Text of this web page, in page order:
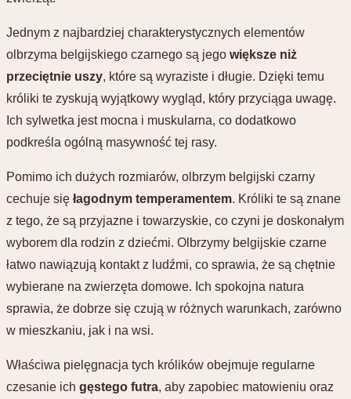
Jednym z najbardziej charakterystycznych elementów
olbrzyma belgijskiego czarnego są jego większe niż
przeciętnie uszy, które są wyraziste i długie. Dzięki temu
króliki te zyskują wyjątkowy wygląd, który przyciąga uwagę.
Ich sylwetka jest mocna i muskularna, co dodatkowo
podkreśla ogólną masywność tej rasy.
Pomimo ich dużych rozmiarów, olbrzym belgijski czarny
cechuje się łagodnym temperamentem. Króliki te są znane
z tego, że są przyjazne i towarzyskie, co czyni je doskonałym
wyborem dla rodzin z dziećmi. Olbrzymy belgijskie czarne
łatwo nawiązują kontakt z ludźmi, co sprawia, że są chętnie
wybierane na zwierzęta domowe. Ich spokojna natura
sprawia, że dobrze się czują w różnych warunkach, zarówno
w mieszkaniu, jak i na wsi.
Właściwa pielęgnacja tych królików obejmuje regularne
czesanie ich gęstego futra, aby zapobiec matowieniu oraz